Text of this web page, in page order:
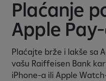
Plaćanje
Apple
Plaćajte brže i lakše sa
vašu Raiffeisen Bank
iPhone-a ili Apple